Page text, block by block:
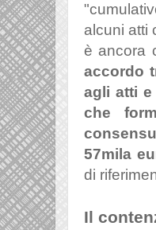
alcuni atti
è ancora
accordo
agli atti
che
57mila
di
Il